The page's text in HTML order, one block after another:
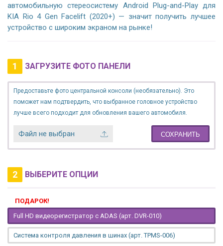
автомобильную стереосистему Android Plug-and-Play для
KIA Rio 4 Gen Facelift (2020+) — значит получить лучшее
устройство с широким экраном на рынке!
1 ЗАГРУЗИТЕ ФОТО ПАНЕЛИ
Предоставьте фото центральной консоли (необязательно). Это
поможет нам подтвердить, что выбранное головное устройство
лучше всего подходит для обновления вашего автомобиля.
Файл не выбран СОХРАНИТЬ
2 ВЫБЕРИТЕ ОПЦИИ
ПОДАРОК!
Full HD видеорегистратор с ADAS (арт. DVR-010)
Система контроля давления в шинах (арт. TPMS-006)